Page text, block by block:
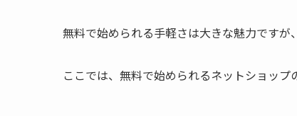
無料で始められる手軽さは大きな魅力です
ここでは、無料で始められるネットショッ